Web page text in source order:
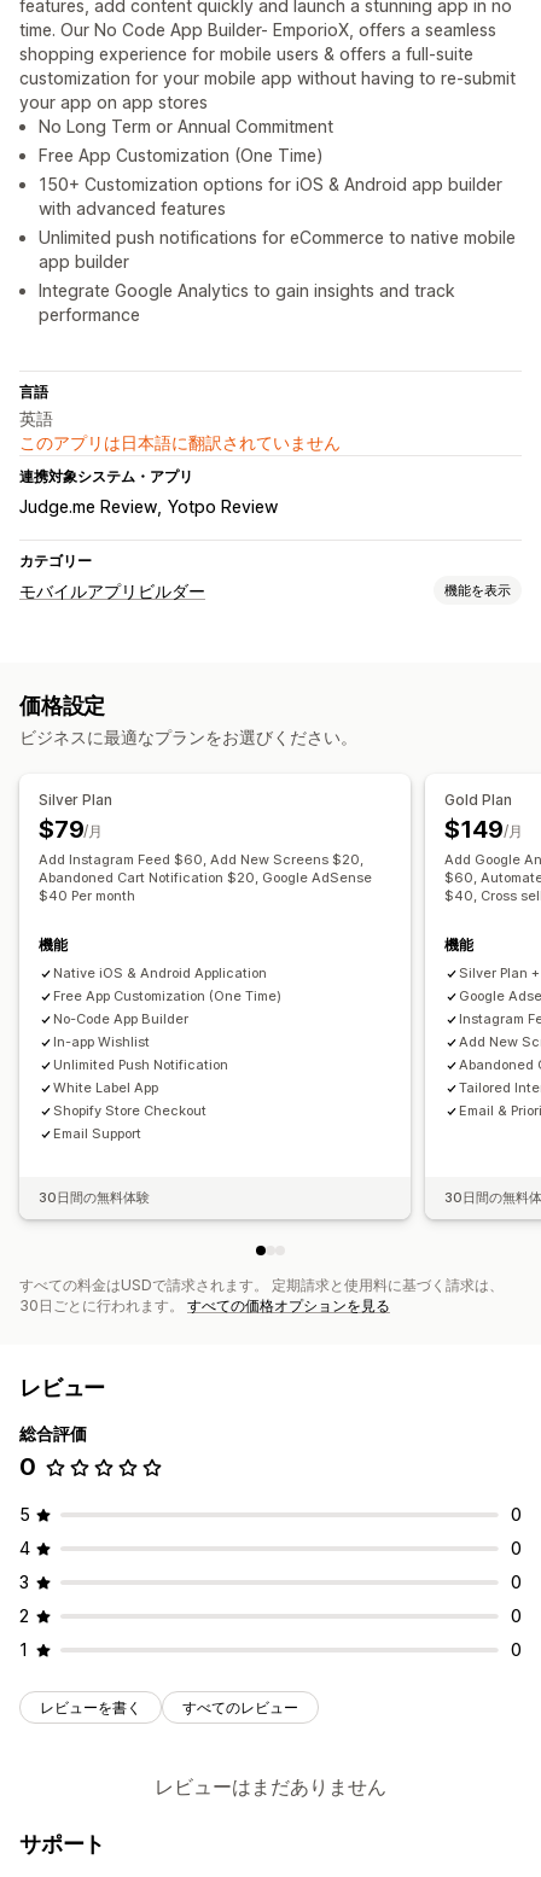
features, add content quickly and launch a stunning app in no
time. Our No Code App Builder- EmporioX, offers a seamless
shopping experience for mobile users & offers a full-suite
customization for your mobile app without having to re-submit
your app on app stores
No Long Term or Annual Commitment
Free App Customization (One Time)
150+ Customization options for iOS & Android app builder
with advanced features
Unlimited push notifications for eCommerce to native mobile
app builder
Integrate Google Analytics to gain insights and track
performance
言語
英語
このアプリは日本語に翻訳されていません
連携対象システム・アプリ
Judge.me Review Yotpo Review
カテゴリー
モバイルアプリビルダー 機能を表示
商品ページ
リアルタイム同期
カゴ落ち
セグメント カスタム通知
価格設定
ビジネスに最適なプランをお選びください。
Silver Plan
$79/月
Add Instagram Feed $60, Add New Screens $20,
Abandoned Cart Notification $20, Google AdSense
$40 Per month
機能
Native iOS & Android Application
Free App Customization (One Time)
No-Code App Builder
In-app Wishlist
Unlimited Push Notification
White Label App
Shopify Store Checkout
Email Support
30日間の無料体験
Gold Plan
$149/月
Add Google
$60,
$40, Cross
機能
Silver Plan
Google
Instagram
Add New
Abandoned
Tailored
Email &
30日間の無料
すべての料金はUSDで請求されます。 定期請求と使用料に基づく請求は、
30日ごとに行われます。 すべての価格オプションを見る
レビュー
総合評価
0
5
0
4
0
3
0
2
0
1
0
レビューを書く すべてのレビュー
レビューはまだありません
サポート